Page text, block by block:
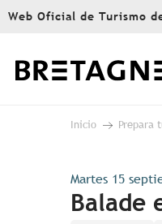
Aller
principal
Web Oficial de Turismo
Inicio Prepara
Martes 15
Balade